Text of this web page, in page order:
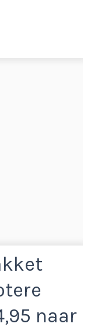
naar